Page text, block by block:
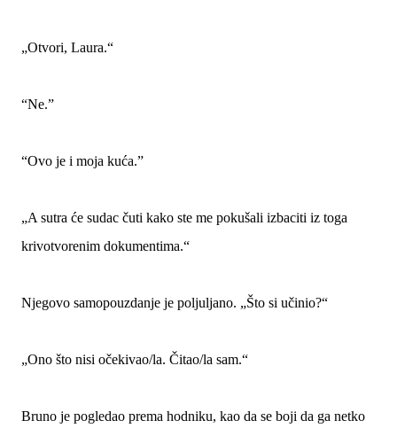
„Otvori, Laura.“
“Ne.”
“Ovo je i moja kuća.”
„A sutra će sudac čuti kako ste me pokušali izbaciti iz toga
krivotvorenim dokumentima.“
Njegovo samopouzdanje je poljuljano. „Što si učinio?“
„Ono što nisi očekivao/la. Čitao/la sam.“
Bruno je pogledao prema hodniku, kao da se boji da ga netko